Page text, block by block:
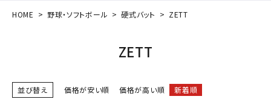
ACCOUNT MENU
スポーツから選ぶ
HOME 野球・ソフトボール 硬式バット ZETT
ZETT
並び替え 価格が安い順 価格が高い順 新着順